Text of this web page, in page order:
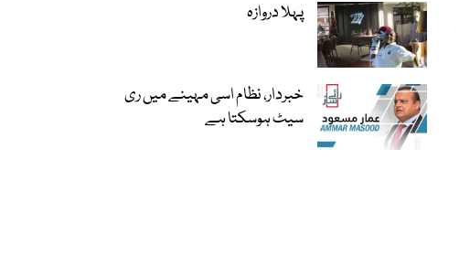
پہلا دروازہ
خبردار، نظام اسی مہینے میں ری
سیٹ ہوسکتا ہے